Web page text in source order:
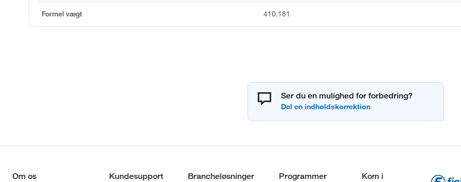
Formel vægt 410.181
Ser du en mulighed for forbedring?
Om os Kundesupport Brancheløsninger
Programmer
Kom i